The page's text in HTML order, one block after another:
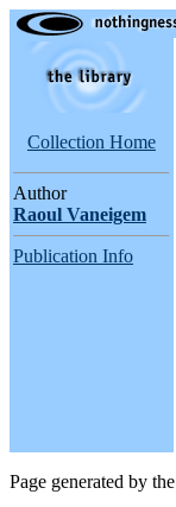
Collection Home
Author
Raoul Vaneigem
Publication Info
Page generated by the